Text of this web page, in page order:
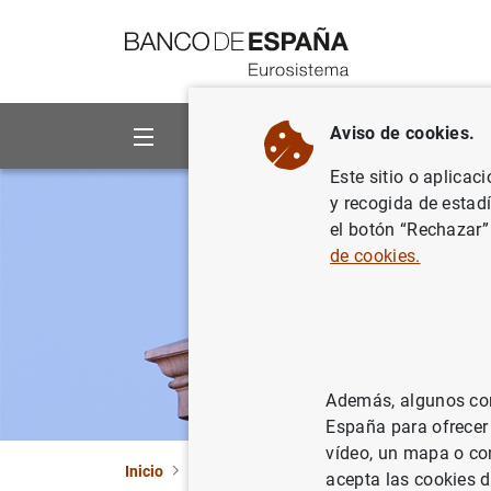
Sobre el Banco Áreas de
Inicio Clasificación de entidades
Aviso de cookies.
Este sitio o
y recogida de
el botón
de cookies.
Además, algunos
España para
vídeo, un mapa o
acepta las cookies